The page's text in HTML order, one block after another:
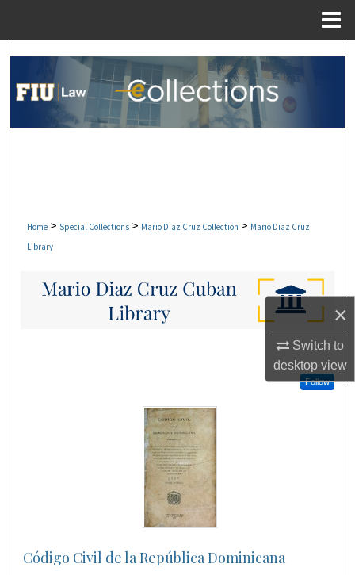
×
Switch to
desktopview
Search
Browse Collections
Home > Special Collections > Mario Diaz Cruz Collection > Mario Diaz Cruz
Library
Follow
Código Civil de la República Dominicana